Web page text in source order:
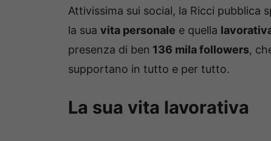
Attivissima sui social, la Ricci pubblica
la sua vita personale e quella
presenza di ben 136 mila followers,
supportano in tutto e per tutto.
La sua vita lavorativa